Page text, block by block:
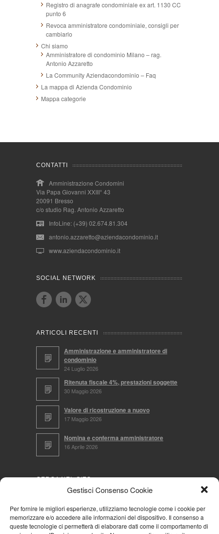
Gestisci Consenso Cookie
Per fornire le migliori esperienze, utilizziamo tecnologie come i cookie per
memorizzare e/o accedere alle informazioni del dispositivo. Il consenso a
queste tecnologie ci permetterà di elaborare dati come il comportamento di
Registro di anagrafe condominiale ex art. 1130 CC
punto 6
Revoca amministratore condominiale, consigli per
cambiarlo
Chi siamo
Amministratore di condominio Milano – rag.
Antonio Azzaretto
La Community Aziendacondominio – Faq
La mappa di Azienda Condominio
Mappa categorie
CONTATTI
Amministrazione Condomini
Via Papa Giovanni XXIII° 43
20091 Bresso
c/o studio Rag. Antonio Azzaretto
InfoLine: (+39) 02.674.81.304
antonio.azzaretto@aziendacondominio.it
www.aziendacondominio.it
SOCIAL NETWORK
ARTICOLI RECENTI
Amministrazione e amministratore di
condominio
24 Luglio 2026
Ritenuta fiscale 4%, prestazioni soggette
30 Maggio 2026
Valore di ricostruzione a nuovo
17 Maggio 2026
Nomina e conferma amministratore
16 Aprile 2026
CERCA NEL SITO
NAVIGA PER